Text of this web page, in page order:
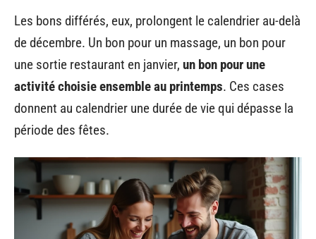
Les bons différés, eux, prolongent le calendrier au-delà
de décembre. Un bon pour un massage, un bon pour
une sortie restaurant en janvier, un bon pour une
activité choisie ensemble au printemps. Ces cases
donnent au calendrier une durée de vie qui dépasse la
période des fêtes.